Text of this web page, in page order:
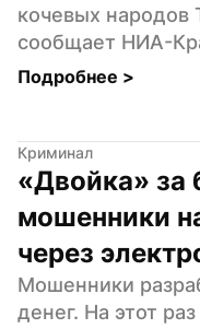
кочевых
сообщает НИА-
Подробнее >
Криминал
«Двойка» за
мошенники
через
Мошенники
денег. На этот